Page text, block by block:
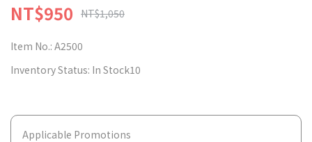
NT$950 NT$1,050
Item No.: A2500
Inventory Status: In Stock10
Applicable Promotions